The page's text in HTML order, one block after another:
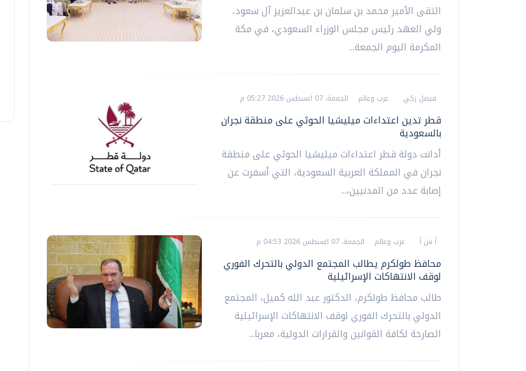
التقى الأمير محمد بن سلمان بن عبدالعزيز آل سعود،
ولي العهد رئيس مجلس الوزراء السعودي، في مكة
المكرمة اليوم الجمعة...
فيصل زكي عرب وعالم الجمعة، 07 اغسطس 2026 05:27 م
قطر تدين اعتداءات ميليشيا الحوثي على منطقة نجران
بالسعودية
أدانت دولة قطر اعتداءات ميليشيا الحوثي على منطقة
نجران في المملكة العربية السعودية، التي أسفرت عن
إصابة عدد من المدنيين،...
أ ش أ عرب وعالم الجمعة، 07 اغسطس 2026 04:53 م
محافظ طولكرم يطالب المجتمع الدولي بالتحرك الفوري
لوقف الانتهاكات الإسرائيلية
طالب محافظ طولكرم، الدكتور عبد الله كميل، المجتمع
الدولي بالتحرك الفوري لوقف الانتهاكات الإسرائيلية
الصارخة لكافة القوانين والقرارات الدولية، معربا...